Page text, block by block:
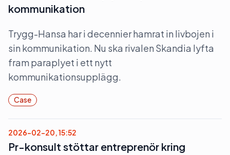
kommunikation
Trygg-Hansa har i decennier hamrat in livbojen i
sin kommunikation. Nu ska rivalen Skandia lyfta
fram paraplyet i ett nytt
kommunikationsupplägg.
Case
2026-02-20, 15:52
Pr-konsult stöttar entreprenör kring